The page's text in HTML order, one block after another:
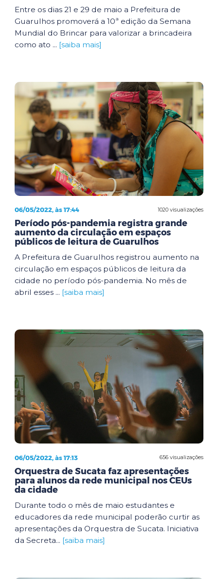
Entre os dias 21 e 29 de maio a Prefeitura de
Guarulhos promoverá a 10ª edição da Semana
Mundial do Brincar para valorizar a brincadeira
como ato ... [saiba mais]
1020 visualizações
06/05/2022, às 17:44
Período pós-pandemia registra grande
aumento da circulação em espaços
públicos de leitura de Guarulhos
A Prefeitura de Guarulhos registrou aumento na
circulação em espaços públicos de leitura da
cidade no período pós-pandemia. No mês de
abril esses ... [saiba mais]
656 visualizações
06/05/2022, às 17:13
Orquestra de Sucata faz apresentações
para alunos da rede municipal nos CEUs
da cidade
Durante todo o mês de maio estudantes e
educadores da rede municipal poderão curtir as
apresentações da Orquestra de Sucata. Iniciativa
da Secreta... [saiba mais]